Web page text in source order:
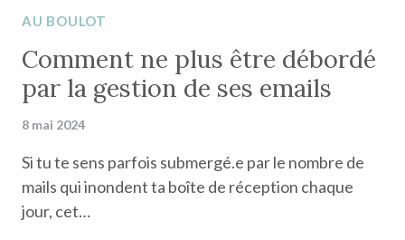
AU BOULOT
Comment ne plus être débordé
par la gestion de ses emails
8 mai 2024
Si tu te sens parfois submergé.e par le nombre de
mails qui inondent ta boîte de réception chaque
jour, cet…